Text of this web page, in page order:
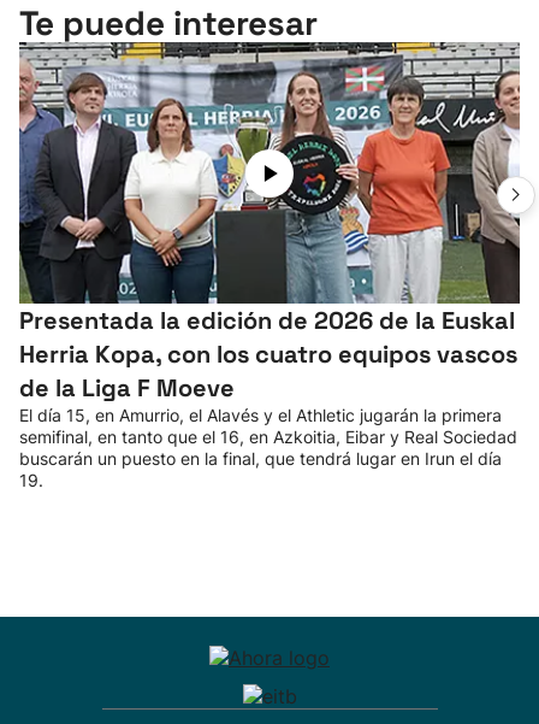
Te puede interesar
Presentada la edición de 2026 de la Euskal
Herria Kopa, con los cuatro equipos vascos
de la Liga F Moeve
El día 15, en Amurrio, el Alavés y el Athletic jugarán la primera
semifinal, en tanto que el 16, en Azkoitia, Eibar y Real Sociedad
buscarán un puesto en la final, que tendrá lugar en Irun el día
19.